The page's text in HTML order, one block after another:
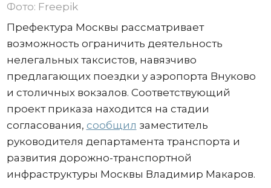
Фото: Freepik
Префектура Москвы рассматривает
возможность ограничить деятельность
нелегальных таксистов, навязчиво
предлагающих поездки у аэропорта Внуково
и столичных вокзалов. Соответствующий
проект приказа находится на стадии
согласования, сообщил заместитель
руководителя департамента транспорта и
развития дорожно-транспортной
инфраструктуры Москвы Владимир Макаров.